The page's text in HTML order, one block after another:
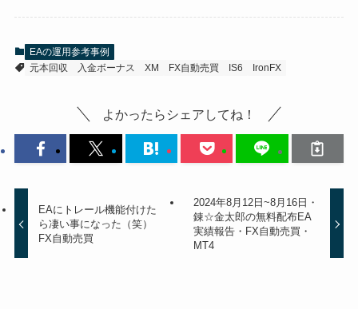
EAの運用参考事例
元本回収
入金ボーナス XM FX自動売買 IS6 IronFX
よかったらシェアしてね！
EAにトレール機能付けた
ら凄い事になった（笑）
FX自動売買
2024年8月12日~8月16日・
錬☆金太郎の無料配布EA
実績報告・FX自動売買・
MT4